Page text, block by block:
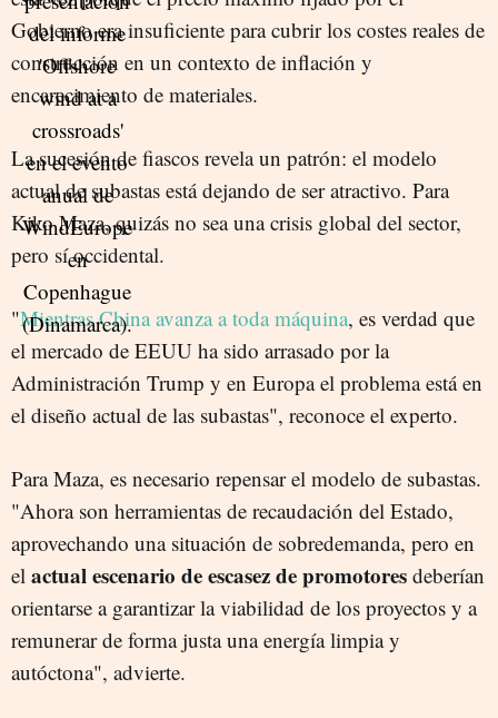
Gobierno era insuficiente para cubrir los costes reales de
construcción en un contexto de inflación y
encarecimiento de materiales.
La sucesión de fiascos revela un patrón: el modelo
actual de subastas está dejando de ser atractivo. Para
Kiko Maza, quizás no sea una crisis global del sector,
pero sí occidental.
"Mientras China avanza a toda máquina, es verdad que
el mercado de EEUU ha sido arrasado por la
Administración Trump y en Europa el problema está en
el diseño actual de las subastas", reconoce el experto.
Para Maza, es necesario repensar el modelo de subastas.
"Ahora son herramientas de recaudación del Estado,
aprovechando una situación de sobredemanda, pero en
el actual escenario de escasez de promotores deberían
orientarse a garantizar la viabilidad de los proyectos y a
remunerar de forma justa una energía limpia y
autóctona", advierte.